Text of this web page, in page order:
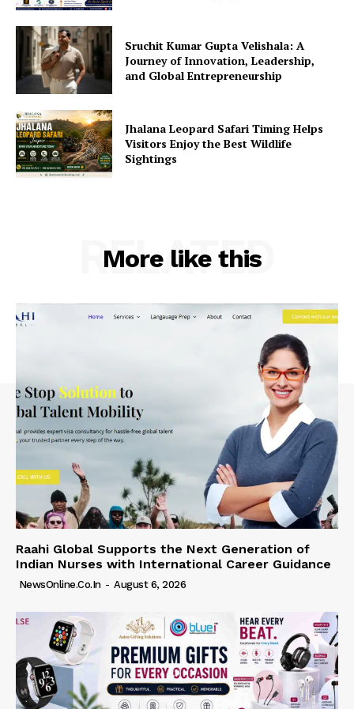
Sruchit Kumar Gupta Velishala: A
Journey of Innovation, Leadership,
and Global Entrepreneurship
Jhalana Leopard Safari Timing Helps
Visitors Enjoy the Best Wildlife
Sightings
More like this
RELATED
Raahi Global Supports the Next Generation of
Indian Nurses with International Career Guidance
NewsOnline.co.in - August 6, 2026